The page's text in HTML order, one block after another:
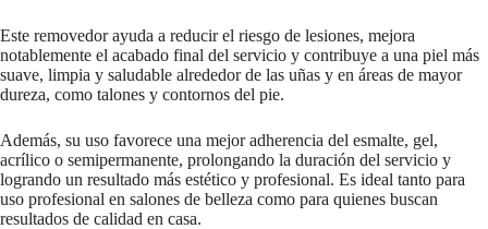
Este removedor ayuda a reducir el riesgo de lesiones, mejora
notablemente el acabado final del servicio y contribuye a una piel más
suave, limpia y saludable alrededor de las uñas y en áreas de mayor
dureza, como talones y contornos del pie.
Además, su uso favorece una mejor adherencia del esmalte, gel,
acrílico o semipermanente, prolongando la duración del servicio y
logrando un resultado más estético y profesional. Es ideal tanto para
uso profesional en salones de belleza como para quienes buscan
resultados de calidad en casa.